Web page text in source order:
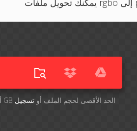
أسقِط الملفات هنا. 1 GB الحد الأقصى لحجم الملف أوتسجيل